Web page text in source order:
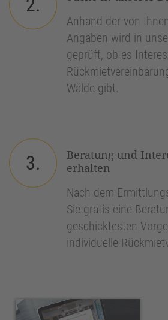
2.
Anhand der von
Angaben wird in
geprüft, ob es
Wälde gibt.
3.
Beratung und
erhalten
Nach dem
Sie gratis eine
geschicktesten
individuelle